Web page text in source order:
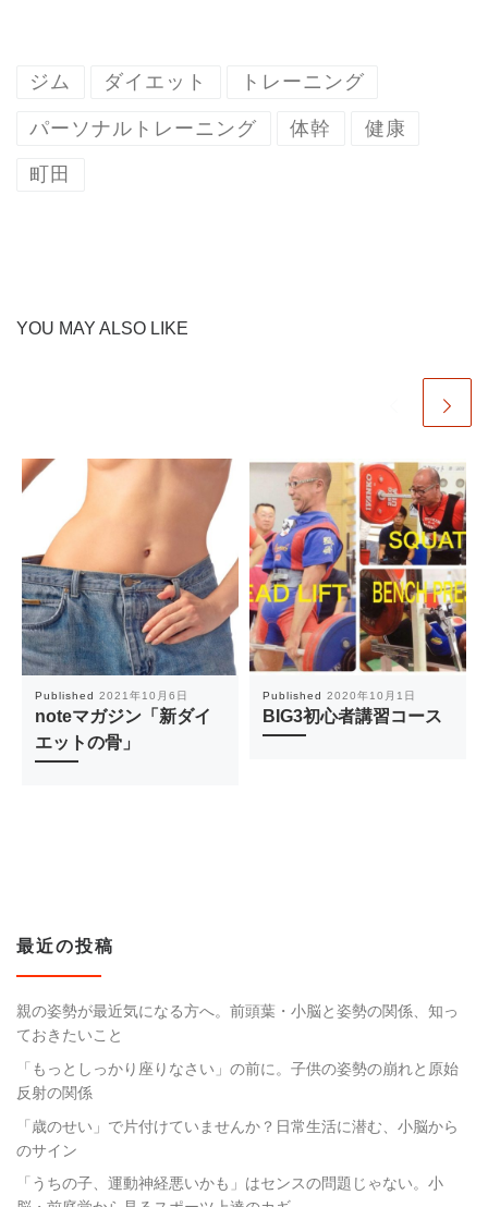
ジム ダイエット トレーニング
パーソナルトレーニング 体幹 健康
町田
YOU MAY ALSO LIKE
Published 2021年10月6日
noteマガジン「新ダイ
エットの骨」
Published 2020年10月1日
BIG3初心者講習コース
最近の投稿
親の姿勢が最近気になる方へ。前頭葉・小脳と姿勢の関係、知っ
ておきたいこと
「もっとしっかり座りなさい」の前に。子供の姿勢の崩れと原始
反射の関係
「歳のせい」で片付けていませんか？日常生活に潜む、小脳から
のサイン
「うちの子、運動神経悪いかも」はセンスの問題じゃない。小